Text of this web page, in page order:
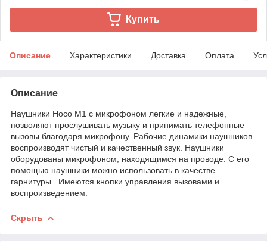
Купить
Описание Характеристики Доставка Оплата
Описание
Наушники Hoco M1 с микрофоном легкие и надежные,
позволяют прослушивать музыку и принимать телефонные
вызовы благодаря микрофону. Рабочие динамики наушников
воспроизводят чистый и качественный звук. Наушники
оборудованы микрофоном, находящимся на проводе. С его
помощью наушники можно использовать в качестве
гарнитуры. Имеются кнопки управления вызовами и
воспроизведением.
Скрыть